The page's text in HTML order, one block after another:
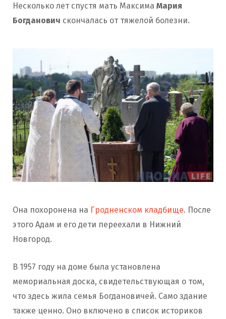
Несколько лет спустя мать Максима Мария
Богданович скончалась от тяжелой болезни.
Она похоронена на Гродненском кладбище. После
этого Адам и его дети переехали в Нижний
Новгород.
В 1957 году на доме была установлена ​​
мемориальная доска, свидетельствующая о том,
что здесь жила семья Богдановичей. Само здание
также ценно. Оно включено в список историков